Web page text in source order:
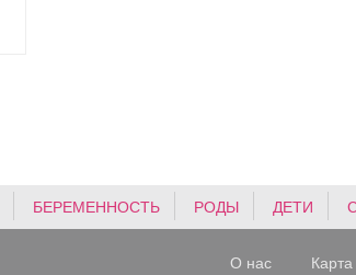
БЕРЕМЕННОСТЬ РОДЫ ДЕТИ
О нас Карта